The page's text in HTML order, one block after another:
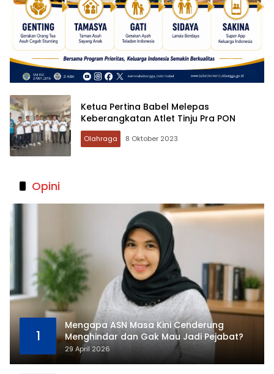
Ketua Pertina Babel Melepas
Keberangkatan Atlet Tinju Pra PON
Olahraga 8 Oktober 2023
Opini
1
Mengapa ASN Masa Kini Cenderung
Menghindar dan Gak Mau Jadi Pejabat?
29 April 2026